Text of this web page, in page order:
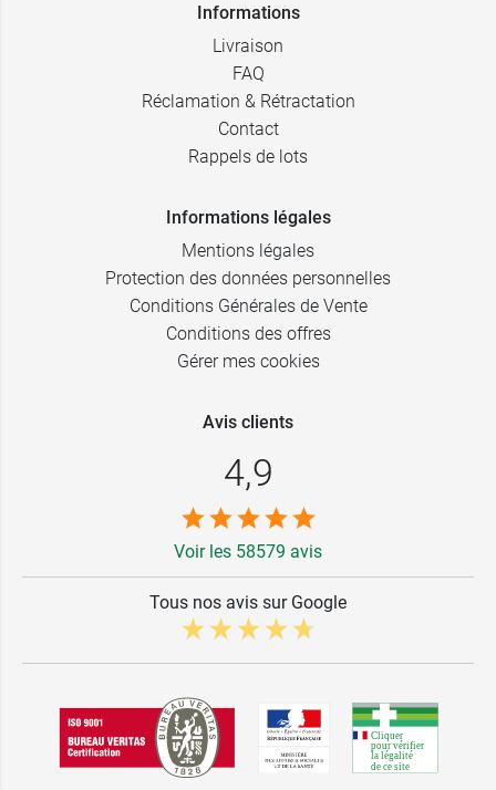
Informations
Livraison
FAQ
Réclamation & Rétractation
Contact
Rappels de lots
Informations légales
Mentions légales
Protection des données personnelles
Conditions Générales de Vente
Conditions des offres
Gérer mes cookies
Avis clients
4,9
Voir les 58579 avis
Tous nos avis sur Google